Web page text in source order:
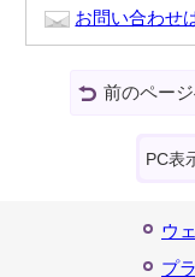
お問い合わせ
前のペー
PC表
ウ
プ